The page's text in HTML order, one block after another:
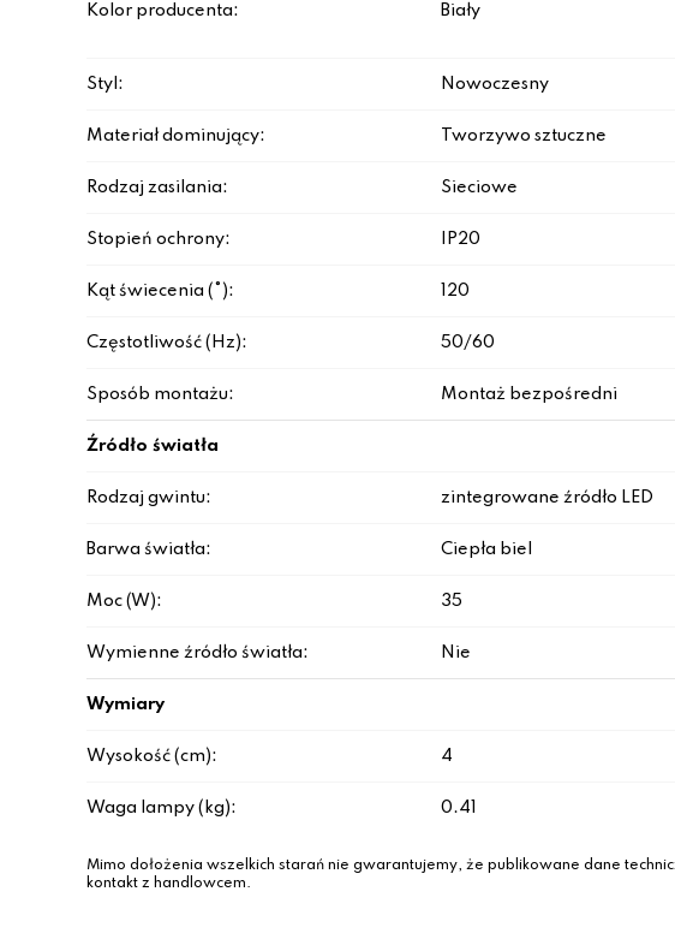
Kolor producenta: Biały
Styl: Nowoczesny
Materiał dominujący: Tworzywo sztuczne
Rodzaj zasilania: Sieciowe
Stopień ochrony: IP20
Kąt świecenia (°): 120
Częstotliwość (Hz): 50/60
Sposób montażu: Montaż bezpośredni
Źródło światła
Rodzaj gwintu: zintegrowane źródło LED
Barwa światła: Ciepła biel
Moc (W): 35
Wymienne źródło światła: Nie
Wymiary
Wysokość (cm): 4
Waga lampy (kg): 0.41
Mimo dołożenia wszelkich starań nie gwarantujemy, że publikowane dane
kontakt z handlowcem.